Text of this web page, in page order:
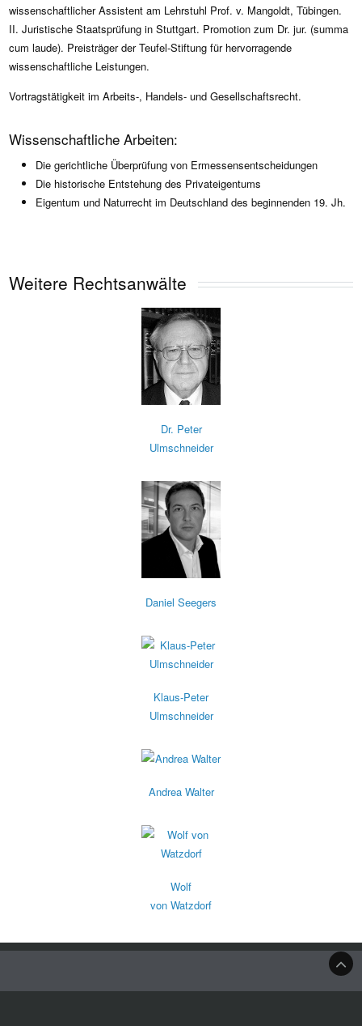
wissenschaftlicher Assistent am Lehrstuhl Prof. v. Mangoldt, Tübingen.
II. Juristische Staatsprüfung in Stuttgart. Promotion zum Dr. jur. (summa
cum laude). Preisträger der Teufel-Stiftung für hervorragende
wissenschaftliche Leistungen.
Vortragstätigkeit im Arbeits-, Handels- und Gesellschaftsrecht.
Wissenschaftliche Arbeiten:
Die gerichtliche Überprüfung von Ermessensentscheidungen
Die historische Entstehung des Privateigentums
Eigentum und Naturrecht im Deutschland des beginnenden 19. Jh.
Weitere Rechtsanwälte
Dr. Peter
Ulmschneider
Daniel Seegers
Klaus-Peter
Ulmschneider
Andrea Walter
Wolf
von Watzdorf